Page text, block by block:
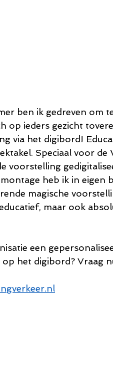
ben ik gedreven om
op ieders gezicht
via het digibord!
Speciaal voor de
voorstelling
heb ik in eigen
magische
maar ook
een
het digibord? Vraag